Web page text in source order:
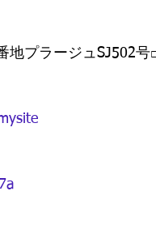
地プラージュSJ502